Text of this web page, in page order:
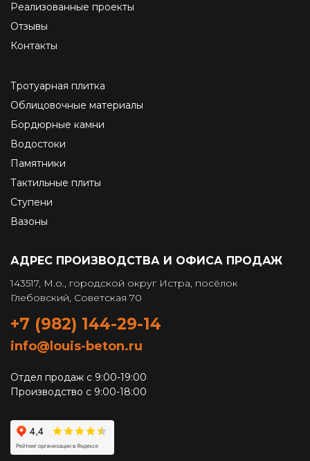
Реализованные проекты
Отзывы
Контакты
Тротуарная плитка
Облицовочные материалы
Бордюрные камни
Водостоки
Памятники
Тактильные плиты
Ступени
Вазоны
АДРЕС ПРОИЗВОДСТВА И ОФИСА ПРОДАЖ
143517, М.о., городской округ Истра, посёлок
Глебовский, Советская 70
+7 (982) 144-29-14
info@louis-beton.ru
Отдел продаж с 9:00-19:00
Производство с 9:00-18:00